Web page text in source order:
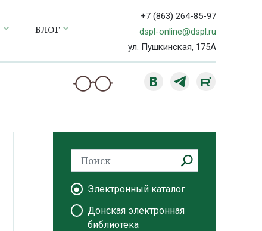
БЛОГ
+7 (863) 264-85-97
dspl-online@dspl.ru
ул. Пушкинская, 175А
Электронный каталог
Донская электронная
библиотека